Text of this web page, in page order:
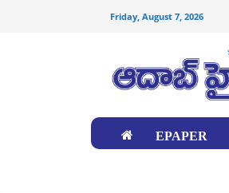
Friday, August 7, 2026
EPAPER